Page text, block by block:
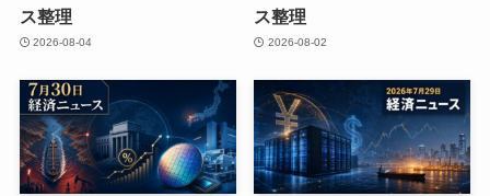
ス整理
2026-08-04
ス整理
2026-08-02